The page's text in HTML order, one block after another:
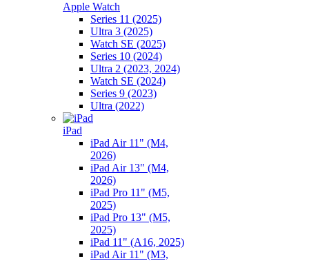
Apple Watch
Series 11 (2025)
Ultra 3 (2025)
Watch SE (2025)
Series 10 (2024)
Ultra 2 (2023, 2024)
Watch SE (2024)
Series 9 (2023)
Ultra (2022)
iPad
iPad Air 11" (M4,
2026)
iPad Air 13" (M4,
2026)
iPad Pro 11" (M5,
2025)
iPad Pro 13" (M5,
2025)
iPad 11" (A16, 2025)
iPad Air 11" (M3,